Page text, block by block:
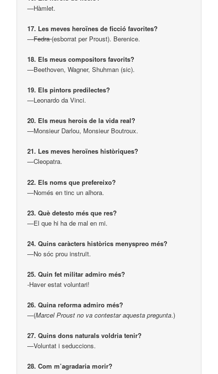
—Hàmlet.
17. Les meves heroïnes de ficció favorites?
—Fedra(esborrat per Proust). Berenice.
18. Els meus compositors favorits?
—Beethoven, Wagner, Shuhman (sic).
19. Els pintors predilectes?
—Leonardo da Vinci.
20. Els meus herois de la vida real?
—Monsieur Darlou, Monsieur Boutroux.
21. Les meves heroïnes històriques?
—Cleopatra.
22. Els noms que prefereixo?
—Només en tinc un alhora.
23. Què detesto més que res?
—El que hi ha de mal en mi.
24. Quins caràcters històrics menyspreo més?
—No sóc prou instruït.
25. Quin fet militar admiro més?
-Haver estat voluntari!
26. Quina reforma admiro més?
—(Marcel Proust no va contestar aquesta pregunta.)
27. Quins dons naturals voldria tenir?
—Voluntat i seduccions.
28. Com m’agradaria morir?